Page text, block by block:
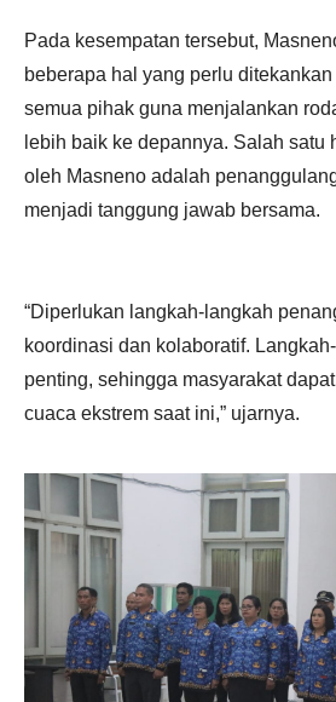
Pada kesempatan tersebut,
beberapa hal yang perlu
semua pihak guna menjalankan
lebih baik ke depannya. Salah satu
oleh Masneno adalah
menjadi tanggung jawab bersama.
“Diperlukan langkah-langkah
koordinasi dan kolaboratif.
penting, sehingga masyarakat
cuaca ekstrem saat ini,” ujarnya.